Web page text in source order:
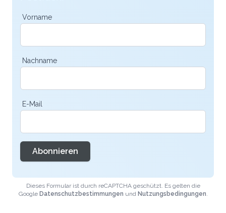
Vorname
Nachname
E-Mail
Abonnieren
Dieses Formular ist durch reCAPTCHA geschützt. Es gelten die
Google Datenschutzbestimmungen und Nutzungsbedingungen.